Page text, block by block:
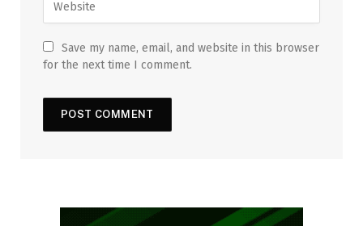
Save my name, email, and website in this browser
for the next time I comment.